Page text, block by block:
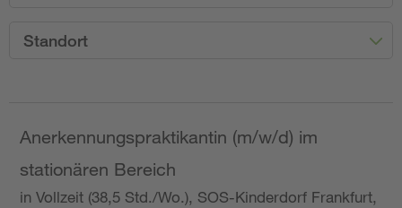
Standort
Anerkennungspraktikantin (m/w/d) im
stationären Bereich
in Vollzeit (38,5 Std./Wo.), SOS-Kinderdorf Frankfurt,